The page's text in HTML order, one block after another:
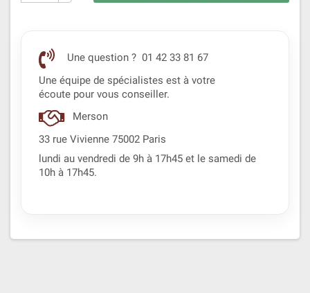
Une question ? 01 42 33 81 67
Une équipe de spécialistes est à votre
écoute pour vous conseiller.
Merson
33 rue Vivienne 75002 Paris
lundi au vendredi de 9h à 17h45 et le samedi de
10h à 17h45.